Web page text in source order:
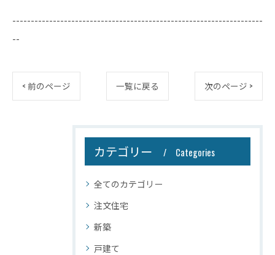
--------------------------------------------------------------------
--
< 前のページ 一覧に戻る 次のページ >
カテゴリー Categories
全てのカテゴリー
注文住宅
新築
戸建て